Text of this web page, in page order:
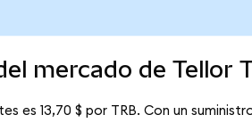
mercado de Tellor
es 13,70 $ por TRB. Con un